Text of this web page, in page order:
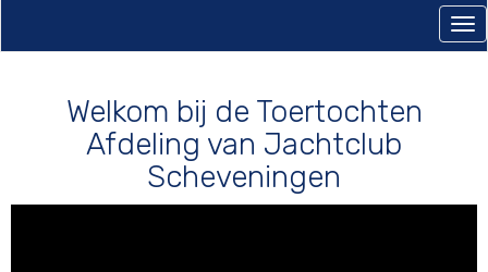
Welkom bij de Toertochten
Afdeling van Jachtclub
Scheveningen